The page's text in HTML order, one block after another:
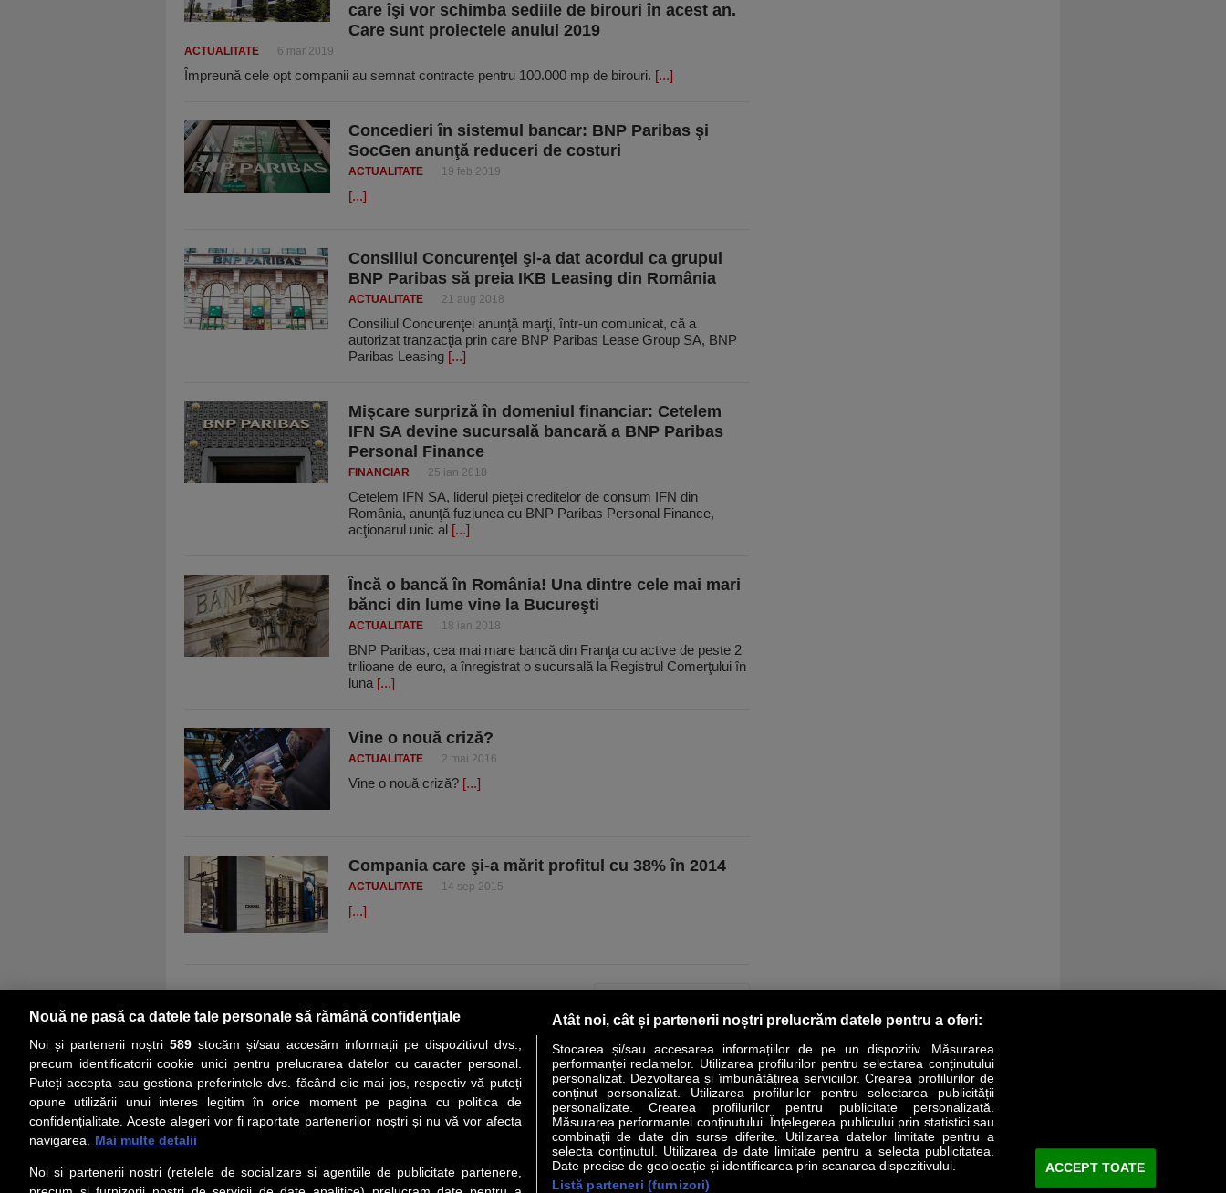
care îşi vor schimba sediile de birouri în acest an.
Care sunt proiectele anului 2019
ACTUALITATE 6 mar 2019
Împreună cele opt companii au semnat contracte pentru 100.000 mp de birouri. [...]
Concedieri în sistemul bancar: BNP Paribas şi
SocGen anunţă reduceri de costuri
ACTUALITATE 19 feb 2019
[...]
Consiliul Concurenţei şi-a dat acordul ca grupul
BNP Paribas să preia IKB Leasing din România
ACTUALITATE 21 aug 2018
Consiliul Concurenţei anunţă marţi, într-un comunicat, că a
autorizat tranzacţia prin care BNP Paribas Lease Group SA, BNP
Paribas Leasing [...]
Mişcare surpriză în domeniul financiar: Cetelem
IFN SA devine sucursală bancară a BNP Paribas
Personal Finance
FINANCIAR 25 ian 2018
Cetelem IFN SA, liderul pieţei creditelor de consum IFN din
România, anunţă fuziunea cu BNP Paribas Personal Finance,
acţionarul unic al [...]
Încă o bancă în România! Una dintre cele mai mari
bănci din lume vine la Bucureşti
ACTUALITATE 18 ian 2018
BNP Paribas, cea mai mare bancă din Franţa cu active de peste 2
trilioane de euro, a înregistrat o sucursală la Registrul Comerţului în
luna [...]
Vine o nouă criză?
ACTUALITATE 2 mai 2016
Vine o nouă criză? [...]
Compania care şi-a mărit profitul cu 38% în 2014
ACTUALITATE 14 sep 2015
[...]
PRIMA PAGINĂ COVER STORY LIDERI ANALIZE HI-TECH MEET THE CEO LIFESTYLE SPECIAL OPINII
Social
Urmareste-ne pe Facebook
iarul Financiar Politica de confidentialitate
Servicii Revista Business Magazin
Nouă ne pasă ca datele tale personale să rămână confidențiale
Noi și partenerii noștri 589stocăm și/sau accesăm informații pe dispozitivul dvs.,
precum identificatorii cookie unici pentru prelucrarea datelor cu caracter personal.
Puteți accepta sau gestiona preferințele dvs. făcând clic mai jos, respectiv vă puteți
opune utilizării unui interes legitim în orice moment pe pagina cu politica de
confidențialitate. Aceste alegeri vor fi raportate partenerilor noștri și nu vă vor afecta
navigarea.
Mai multe detalii
Noi si partenerii nostri (retelele de socializare si agentiile de publicitate partenere,
Atât noi, cât și partenerii noștri prelucrăm datele pentru a oferi:
Stocarea și/sau accesarea informațiilor de pe un dispozitiv. Măsurarea
performanței reclamelor. Utilizarea profilurilor pentru selectarea conținutului
personalizat. Dezvoltarea și îmbunătățirea serviciilor. Crearea profilurilor de
conținut personalizat. Utilizarea profilurilor pentru selectarea publicității
personalizate. Crearea profilurilor pentru publicitate personalizată.
Măsurarea performanței conținutului. Înțelegerea publicului prin statistici sau
combinații de date din surse diferite. Utilizarea datelor limitate pentru a
selecta conținutul. Utilizarea de date limitate pentru a selecta publicitatea.
Date precise de geolocație și identificarea prin scanarea dispozitivului.
Listă parteneri (furnizori)
ACCEPT TOATE